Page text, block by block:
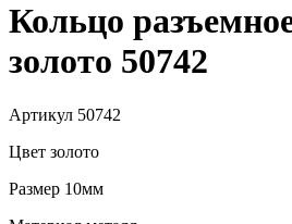
Кольцо
золото 50742
Артикул 50742
Цвет золото
Размер 10мм